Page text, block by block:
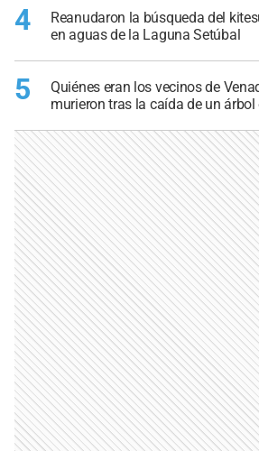
4
Reanudaron la búsqueda del
en aguas de la Laguna Setúbal
5
Quiénes eran los vecinos de
murieron tras la caída de un